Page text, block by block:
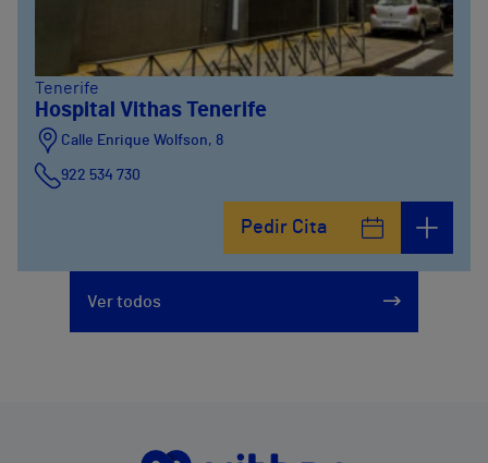
Tenerife
Hospital Vithas Tenerife
Calle Enrique Wolfson, 8
922 534 730
Pedir Cita
Ver todos